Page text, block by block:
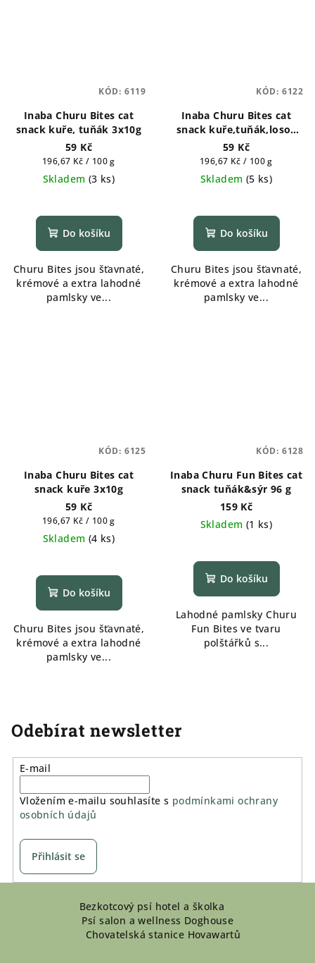
Inaba Churu Bites cat
snack kuře, tuňák 3x10g
59 Kč
Měrná
cena:
196,67 Kč / 100 g
Skladem (3 ks)
Do košíku
Churu Bites jsou šťavnaté,
krémové a extra lahodné
pamlsky ve...
KÓD: 6119
Inaba Churu Bites cat
snack kuře,tuňák,losos
3x10g
59 Kč
Měrná
cena:
196,67 Kč / 100 g
Skladem (5 ks)
Do košíku
Churu Bites jsou šťavnaté,
krémové a extra lahodné
pamlsky ve...
KÓD: 6122
Inaba Churu Bites cat
snack kuře 3x10g
59 Kč
Měrná
cena:
196,67 Kč / 100 g
Skladem (4 ks)
Do košíku
Churu Bites jsou šťavnaté,
krémové a extra lahodné
pamlsky ve...
KÓD: 6125
Inaba Churu Fun Bites cat
snack tuňák&sýr 96 g
159 Kč
Skladem (1 ks)
Do košíku
Lahodné pamlsky Churu
Fun Bites ve tvaru
polštářků s...
KÓD: 6128
Odebírat newsletter
E-mail
Vložením e-mailu souhlasíte s podmínkami ochrany
osobních údajů
Přihlásit se
Bezkotcový psí hotel a školka
Psí salon a wellness Doghouse
Chovatelská stanice Hovawartů